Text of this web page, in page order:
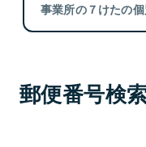
事業所の７けたの
郵便番号検